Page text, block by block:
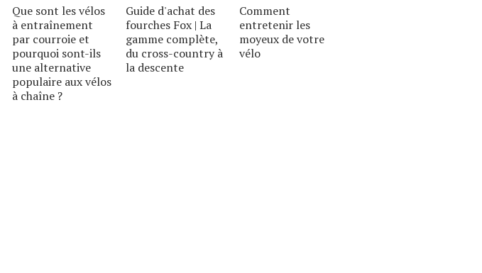
Que sont les vélos
à entraînement
par courroie et
pourquoi sont-ils
une alternative
populaire aux vélos
à chaîne ?
Guide d'achat des
fourches Fox | La
gamme complète,
du cross-country à
la descente
Comment
entretenir les
moyeux de votre
vélo